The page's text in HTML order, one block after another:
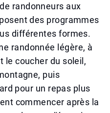
randonneurs aux
des programmes
différentes formes.
randonnée légère, à
le coucher du soleil,
puis
pour un repas plus
commencer après la